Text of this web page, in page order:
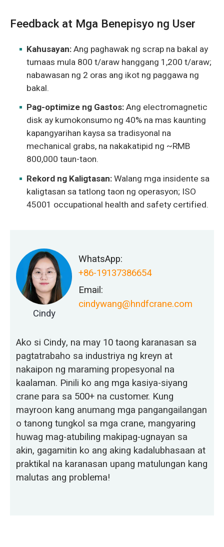
Feedback at Mga Benepisyo ng User
Kahusayan:Ang paghawak ng scrap na bakal ay
tumaas mula 800 t/araw hanggang 1,200 t/araw;
nabawasan ng 2 oras ang ikot ng paggawa ng
bakal.
Pag-optimize ng Gastos:Ang electromagnetic
disk ay kumokonsumo ng 40% na mas kaunting
kapangyarihan kaysa sa tradisyonal na
mechanical grabs, na nakakatipid ng ~RMB
800,000 taun-taon.
Rekord ng Kaligtasan:Walang mga insidente sa
kaligtasan sa tatlong taon ng operasyon; ISO
45001 occupational health and safety certified.
Cindy
WhatsApp:
+86-19137386654
Email:
cindywang@hndfcrane.com
Ako si Cindy, na may 10 taong karanasan sa
pagtatrabaho sa industriya ng kreyn at
nakaipon ng maraming propesyonal na
kaalaman. Pinili ko ang mga kasiya-siyang
crane para sa 500+ na customer. Kung
mayroon kang anumang mga pangangailangan
o tanong tungkol sa mga crane, mangyaring
huwag mag-atubiling makipag-ugnayan sa
akin, gagamitin ko ang aking kadalubhasaan at
praktikal na karanasan upang matulungan kang
malutas ang problema!